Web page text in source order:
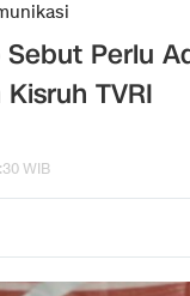
Perlu
TVRI
WIB